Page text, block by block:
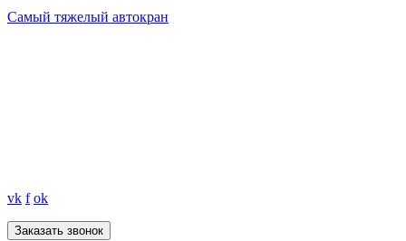
Самый тяжелый автокран
vk f ok